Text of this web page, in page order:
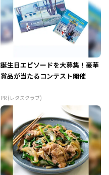
誕生日エピソードを大募集！豪華
賞品が当たるコンテスト開催
PR (レタスクラブ)